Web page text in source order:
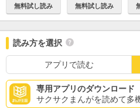
無料試し読み 無料試し読み
読み方を選択
アプリで読む
専用アプリのダウンロード
サクサクまんがを読めて多